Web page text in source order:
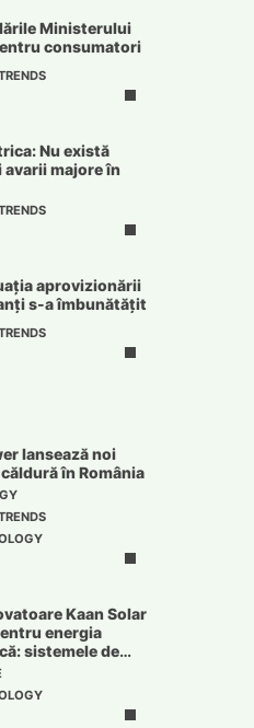
Ministerului
consumatori
Nu există
avarii majore în
aprovizionării
s-a îmbunătățit
lansează noi
în România
Kaan Solar
energia
sistemele de